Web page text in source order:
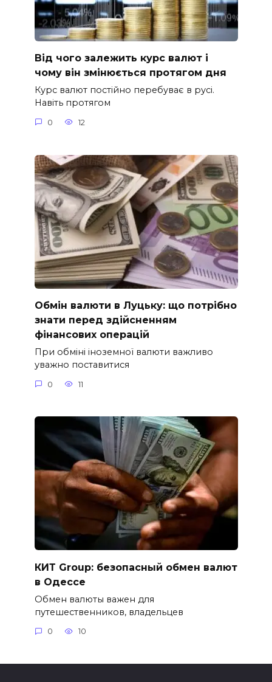
Від чого залежить курс валют і
чому він змінюється протягом дня
Курс валют постійно перебуває в русі.
Навіть протягом
0 12
Обмін валюти в Луцьку: що потрібно
знати перед здійсненням
фінансових операцій
При обміні іноземної валюти важливо
уважно поставитися
0 11
КИТ Group: безопасный обмен валют
в Одессе
Обмен валюты важен для
путешественников, владельцев
0 10